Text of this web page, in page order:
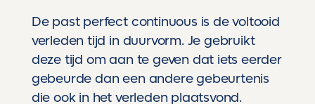
De past perfect continuous is de voltooid
verleden tijd in duurvorm. Je gebruikt
deze tijd om aan te geven dat iets eerder
gebeurde dan een andere gebeurtenis
die ook in het verleden plaatsvond.